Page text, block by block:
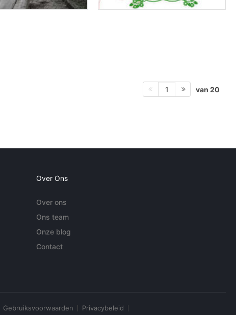
1 van 20
Over Ons
Over ons
Ons team
Onze blog
Contact
Gebruiksvoorwaarden Privacybeleid